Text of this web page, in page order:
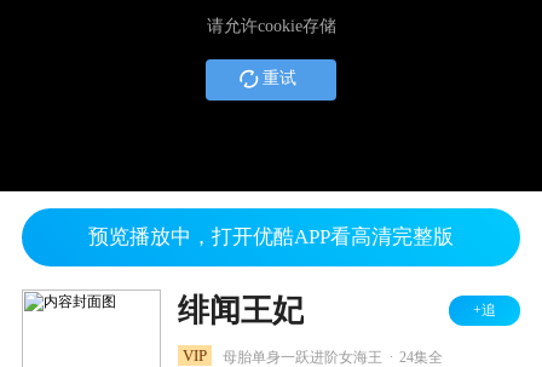
请允许cookie存储
重试
预览播放中，打开优酷APP看高清完整版
绯闻王妃 +追
VIP 母胎单身一跃进阶女海王 24集全